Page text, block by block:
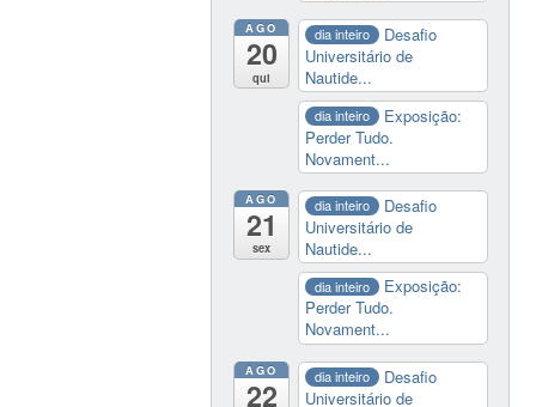
AGO
20
qui
dia inteiro
Desafio
Universitário de
Nautide...
dia inteiro
Exposição:
Perder Tudo.
Novament...
AGO
21
sex
dia inteiro
Desafio
Universitário de
Nautide...
dia inteiro
Exposição:
Perder Tudo.
Novament...
AGO
22
dia inteiro
Desafio
Universitário de